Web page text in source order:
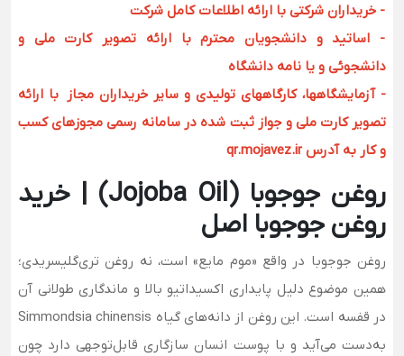
- خریداران شرکتی با ارائه اطلاعات کامل شرکت
- اساتید و دانشجویان محترم با ارائه تصویر کارت ملی و
دانشجوئی و یا نامه دانشگاه
- آزمایشگاهها، کارگاههای تولیدی و سایر خریداران مجاز با ارائه
تصویر کارت ملی و جواز ثبت شده در سامانه رسمی مجوزهای کسب
و کار به آدرس qr.mojavez.ir
روغن جوجوبا (Jojoba Oil) | خرید
روغن جوجوبا اصل
روغن جوجوبا در واقع «موم مایع» است، نه روغن تری‌گلیسریدی؛
همین موضوع دلیل پایداری اکسیداتیو بالا و ماندگاری طولانی آن
در قفسه است. این روغن از دانه‌های گیاه Simmondsia chinensis
به‌دست می‌آید و با پوست انسان سازگاری قابل‌توجهی دارد چون